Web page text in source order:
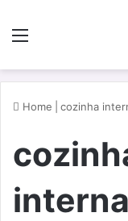
Home cozinha